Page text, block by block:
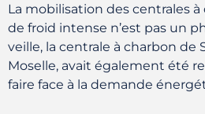
La mobilisation des centrales
de froid intense n’est pas un
veille, la centrale à charbon de
Moselle, avait également été
faire face à la demande